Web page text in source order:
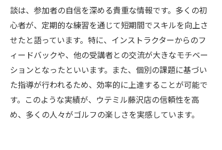
談は、参加者の自信を深める貴重な情報です。多くの初
心者が、定期的な練習を通じて短期間でスキルを向上さ
せたと語っています。特に、インストラクターからのフ
ィードバックや、他の受講者との交流が大きなモチベー
ションとなったといいます。また、個別の課題に基づい
た指導が行われるため、効率的に上達することが可能で
す。このような実績が、ウテミル藤沢店の信頼性を高
め、多くの人々がゴルフの楽しさを実感しています。